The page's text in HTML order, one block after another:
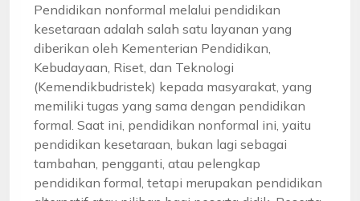
Pendidikan nonformal melalui pendidikan
kesetaraan adalah salah satu layanan yang
diberikan oleh Kementerian Pendidikan,
Kebudayaan, Riset, dan Teknologi
(Kemendikbudristek) kepada masyarakat, yang
memiliki tugas yang sama dengan pendidikan
formal. Saat ini, pendidikan nonformal ini, yaitu
pendidikan kesetaraan, bukan lagi sebagai
tambahan, pengganti, atau pelengkap
pendidikan formal, tetapi merupakan pendidikan